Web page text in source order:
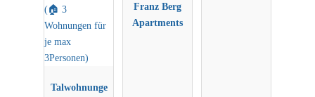
Talwohnunge
Franz Berg
Apartments